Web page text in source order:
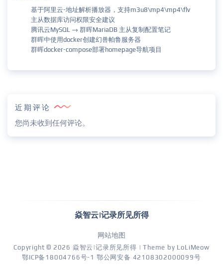
基于阿里云-地址解析播放器，支持m3u8\mp4\mp4\flv
主从数据库访问权限安全建议
腾讯云MySQL → 群晖MariaDB 主从复制配置笔记
群晖中使用docker创建幻兽帕鲁服务器
群晖docker-compose部署homepage导航项目
近期评论
您尚未收到任何评论。
焱智云|记录所见所得
网站地图
Copyright © 2026 焱智云|记录所见所得 | Theme by LoLiMeow
鄂ICP备18004766号-1 鄂公网安备 42108302000099号